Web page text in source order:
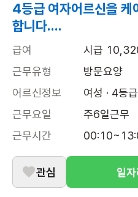
4등급 여자어르신을 케
합니다....
급여
시급
근무유형
방문요양
어르신정보
여성 · 4등급
근무요일
주6일근무
근무시간
관심 일